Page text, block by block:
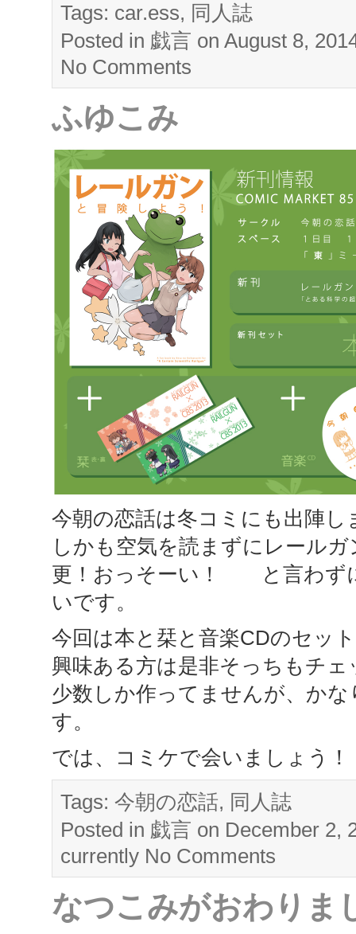
Tags: car.ess, 同人誌
Posted in 戯言 on August 8,
No Comments
ふゆこみ
今朝の恋話は冬コミにも出陣し
しかも空気を読まずにレール
更！おっそーい！ と言わず
いです。
今回は本と栞と音楽CDのセッ
興味ある方は是非そっちもチ
少数しか作ってませんが、か
す。
では、コミケで会いましょう！
Tags: 今朝の恋話, 同人誌
Posted in 戯言 on December 2,
currently No Comments
なつこみがおわりま